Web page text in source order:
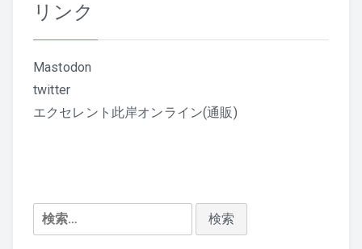
リンク
Mastodon
twitter
エクセレント此岸オンライン(通販)
検
索: